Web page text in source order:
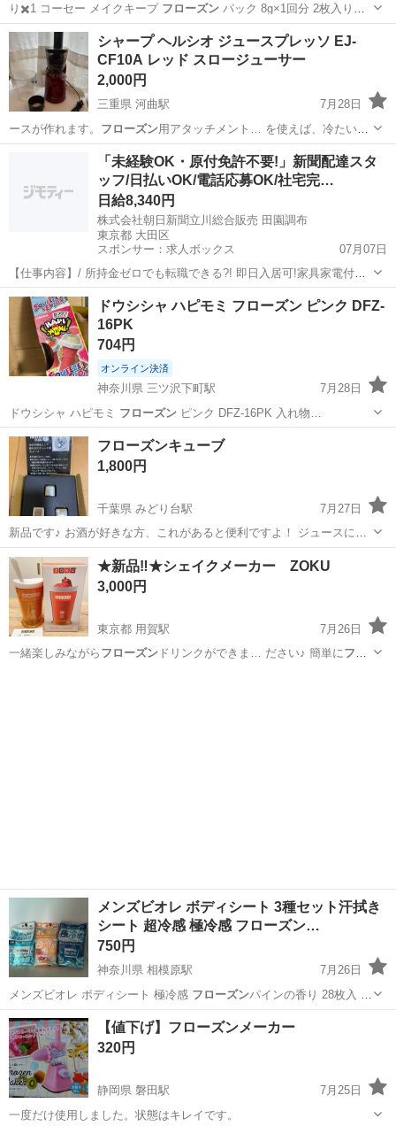
り✖️1 コーセー メイクキープ フローズンパック 8g×1回分 2枚入り
要…
熊本 熊本市 川尻駅 メイクアップ
シャープ ヘルシオ ジュースプレッソ EJ-
CF10A レッド スロージューサー
2,000円
三重県 河曲駅
7月28日
ースが作れます。 フローズン用アタッチメント… を使えば、冷たいフ
ローズンデザートも楽しめ…
河曲駅 生活家電
「未経験OK・原付免許不要!」新聞配達スタ
ッフ/日払いOK/電話応募OK/社宅完…
日給8,340円
株式会社朝日新聞立川総合販売 田園調布
東京都 大田区
スポンサー：求人ボックス
07月07日
【仕事内容】/ 所持金ゼロでも転職できる?! 即日入居可!家具家電付き
の寮・社宅あり! 引っ越しや上京の費用は”すべて”負担します 必ず面
接!電話面接もOK! 魅力ポイント 家具家電付きの寮・社宅を完備 無資
格・未経験OK! 年齢...
アルバイト・パート
ドウシシャ ハピモミ フローズン ピンク DFZ-
16PK
704円
オンライン決済
神奈川県 三ツ沢下町駅
7月28日
ドウシシャ ハピモミ フローズン ピンク DFZ-16PK 入れ物…
神奈川 横浜市 三ツ沢下町駅 その他
フローズンキューブ
1,800円
千葉県 みどり台駅
7月27日
新品です♪ お酒が好きな方、これがあると便利ですよ！ ジュースにも
使えます！ 繰り返し使えるので今からの時期大活躍します！
千葉 千葉市 みどり台駅 その他
★新品‼︎★シェイクメーカー ZOKU
3,000円
東京都 用賀駅
7月26日
一緒楽しみながら フローズンドリンクができま… ださい♪ 簡単にフロ
メンズビオレ ボディシート 3種セット汗拭き
シート 超冷感 極冷感 フローズン…
750円
神奈川県 相模原駅
7月26日
メンズビオレ ボディシート 極冷感 フローズンパインの香り 28枚入 す
べて未使…
神奈川 相模原市 相模原駅 家庭用品
【値下げ】フローズンメーカー
320円
静岡県 磐田駅
7月25日
一度だけ使用しました。状態はキレイです。